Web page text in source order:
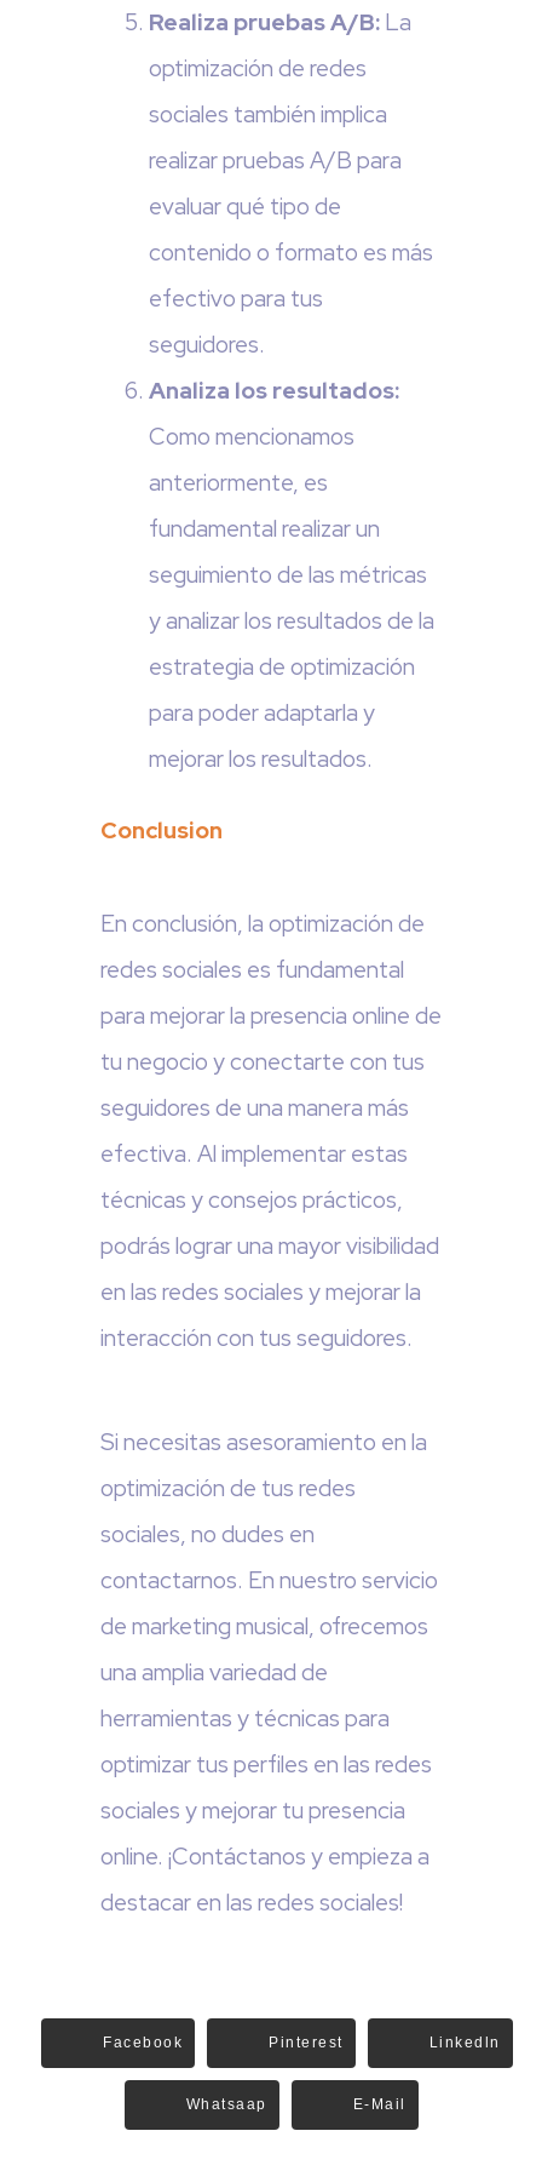
Realiza pruebas A/B:La
optimización de redes
sociales también implica
realizar pruebas A/B para
evaluar qué tipo de
contenido o formato es más
efectivo para tus
seguidores.
Analiza los resultados:
Como mencionamos
anteriormente, es
fundamental realizar un
seguimiento de las métricas
y analizar los resultados de la
estrategia de optimización
para poder adaptarla y
mejorar los resultados.
Conclusion
En conclusión, la optimización de
redes sociales es fundamental
para mejorar la presencia online de
tu negocio y conectarte con tus
seguidores de una manera más
efectiva. Al implementar estas
técnicas y consejos prácticos,
podrás lograr una mayor visibilidad
en las redes sociales y mejorar la
interacción con tus seguidores.
Si necesitas asesoramiento en la
optimización de tus redes
sociales, no dudes en
contactarnos. En nuestro servicio
de marketing musical, ofrecemos
una amplia variedad de
herramientas y técnicas para
optimizar tus perfiles en las redes
sociales y mejorar tu presencia
online. ¡Contáctanos y empieza a
destacar en las redes sociales!
Facebook Pinterest Linkedln
Whatsaap E-Mail